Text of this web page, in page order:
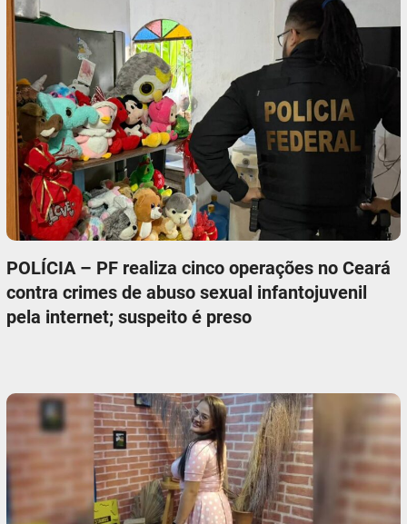
POLÍCIA – PF realiza cinco operações no Ceará
contra crimes de abuso sexual infantojuvenil
pela internet; suspeito é preso